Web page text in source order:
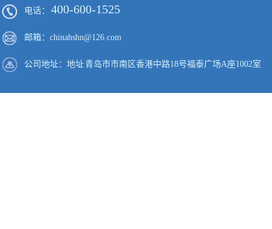
电话： 400-600-1525
邮箱：chinahshn@126.com
公司地址：地址 青岛市市南区香港中路18号福泰广场A座1002室